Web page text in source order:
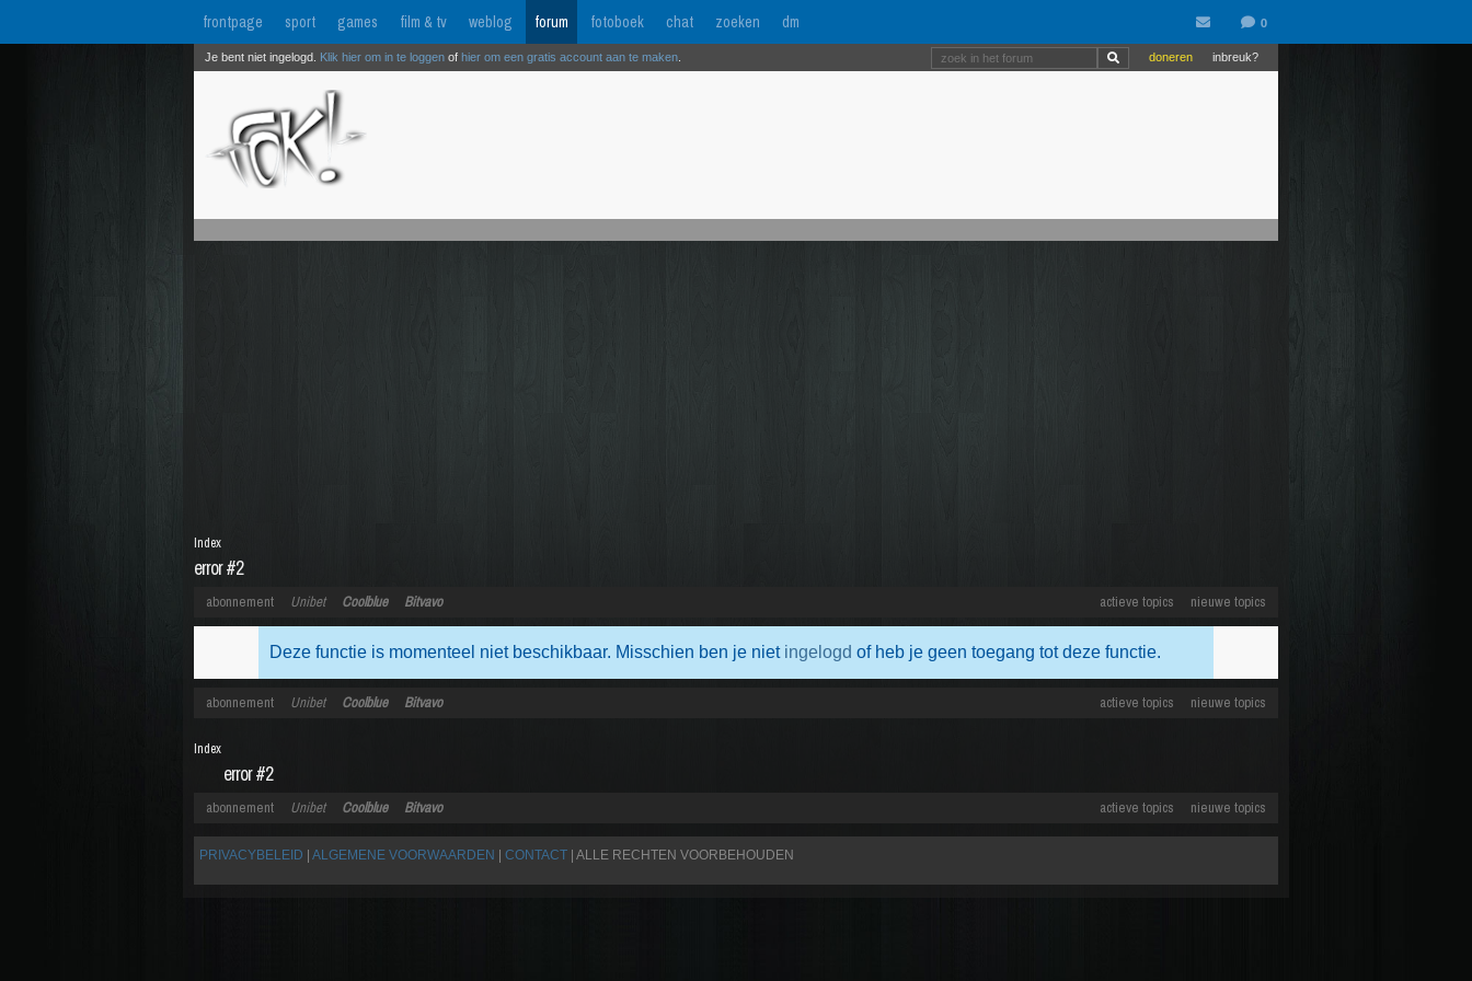
frontpage sport games film & tv weblog forum fotoboek chat zoeken dm
inbreuk?
doneren
Je bent niet ingelogd. Klik hier om in te loggen of hier om een gratis account aan te maken
error #2
Index
actieve topics nieuwe topics
abonnement Unibet Coolblue Bitvavo
Deze functie is momenteel niet beschikbaar. Misschien ben je niet ingelogd of heb je geen toegang tot deze functie.
actieve topics nieuwe topics
abonnement Unibet Coolblue Bitvavo
error #2
Index
actieve topics nieuwe topics
abonnement Unibet Coolblue Bitvavo
PRIVACYBELEID ALGEMENE VOORWAARDEN CONTACT | ALLE RECHTEN VOORBEHOUDEN